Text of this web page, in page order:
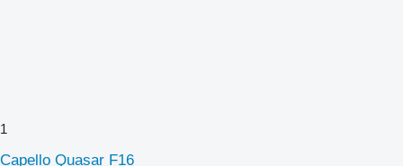
1
Capello Quasar F16